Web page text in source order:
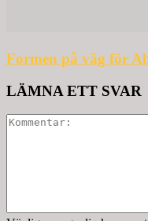
Formen på väg för
LÄMNA ETT SVAR